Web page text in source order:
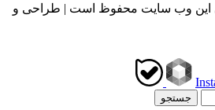
این وب سایت محفوظ است | طراحی و
جستجو